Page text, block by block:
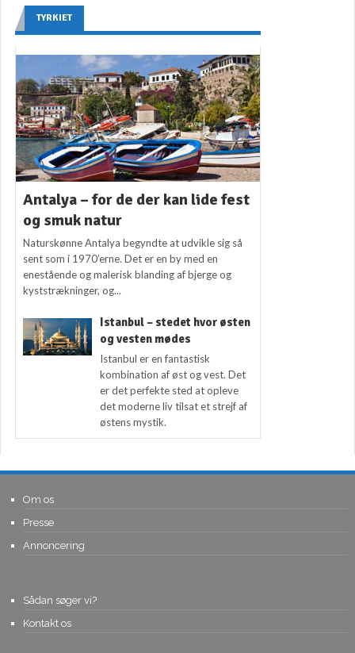
TYRKIET
Antalya – for de der kan lide fest
og smuk natur
Naturskønne Antalya begyndte at udvikle sig så
sent som i 1970’erne. Det er en by med en
enestående og malerisk blanding af bjerge og
kyststrækninger, og...
Istanbul – stedet hvor østen
og vesten mødes
Istanbul er en fantastisk
kombination af øst og vest. Det
er det perfekte sted at opleve
det moderne liv tilsat et strejf af
østens mystik.
Om os
Presse
Annoncering
Sådan søger vi?
Kontakt os